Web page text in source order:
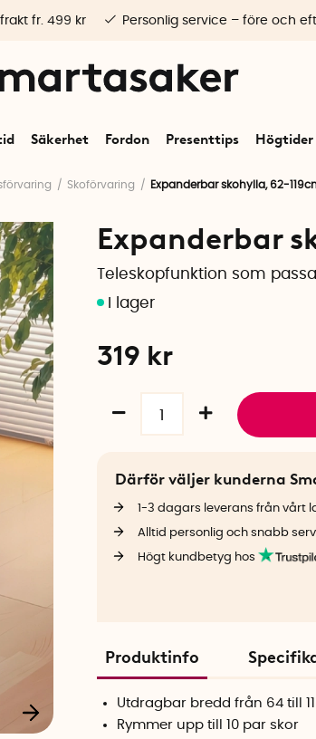
Säkerhet Fordon Presenttips Högtider
frakt fr. 499 kr Personlig service – före och
Skoförvaring Expanderbar skohylla, 62-
Expanderbar
Teleskopfunktion som
319 kr
Därför väljer kunderna
1-3 dagars leverans från vårt
Alltid personlig och snabb
Högt kundbetyg hos
Produktinfo
Utdragbar bredd från 64 till
Rymmer upp till 10 par skor